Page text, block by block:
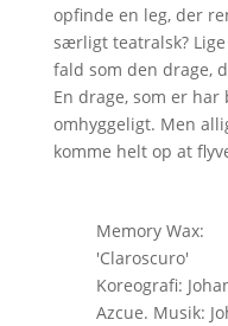
opfinde en leg, der
særligt teatralsk?
fald som den drage,
En drage, som er
omhyggeligt. Men
komme helt op at
Memory Wax:
'Claroscuro'
Koreografi:
Azcue. Musik: